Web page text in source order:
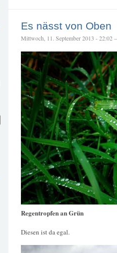
Es nässt von Oben
Mittwoch, 11. September 2013 - 22:02
Regentropfen an Grün
Diesen ist da egal.